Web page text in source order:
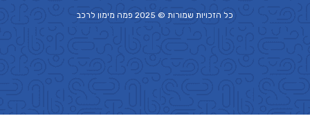
כל הזכויות שמורות © 2025 פמה מימון לרכב